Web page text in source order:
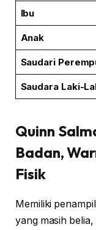
Ibu
Anak
Saudari
Saudara Laki-
Quinn
Badan,
Fisik
Memiliki
yang masih belia,